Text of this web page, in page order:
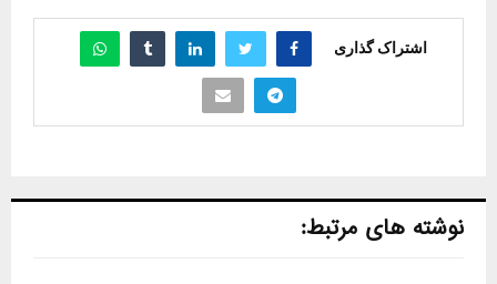
اشتراک گذاری
نوشته های مرتبط: